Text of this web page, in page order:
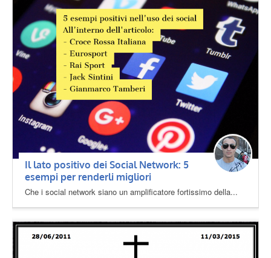
Il lato positivo dei Social Network: 5
esempi per renderli migliori
Che i social network siano un amplificatore fortissimo della...